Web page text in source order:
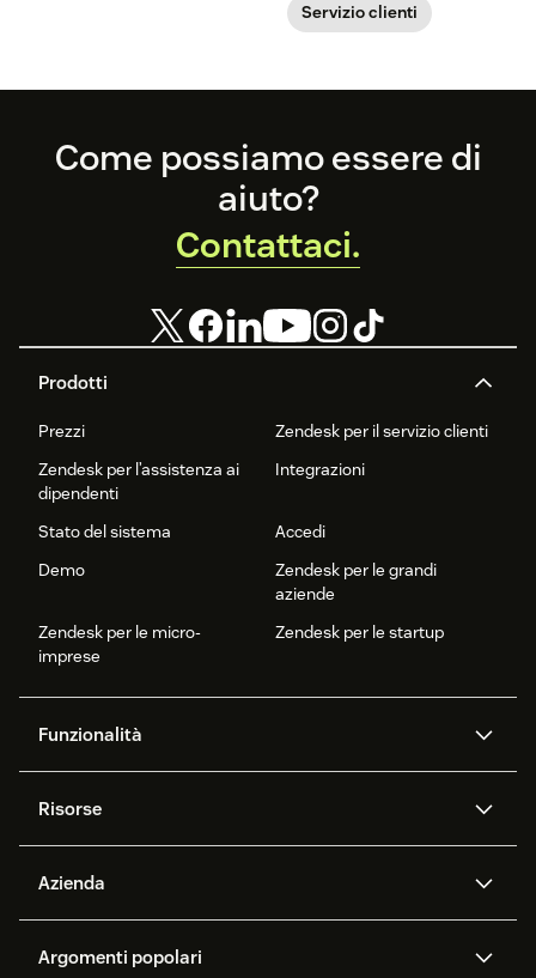
Servizio clienti
Footer
Prodotti
Prezzi
Zendesk per il servizio clienti
Zendesk per l’assistenza ai
dipendenti
Integrazioni
Stato del sistema
Accedi
Demo
Zendesk per le grandi
aziende
Zendesk per le micro-
imprese
Zendesk per le startup
Funzionalità
Zendesk AI
avanzate
Ticketing
Voce
Forum delle community
Risorse
API e sviluppatori
Storie dei clienti
Azienda
Opportunità di lavoro
Argomenti popolari
Come possiamo essere di
aiuto?
Contattaci.